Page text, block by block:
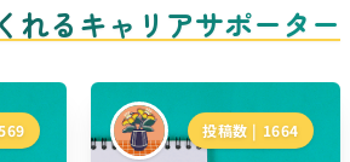
れるキャリアサポーター
投稿数 | 1664